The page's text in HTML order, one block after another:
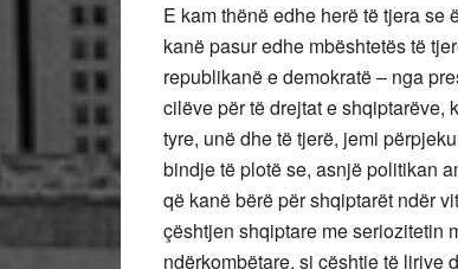
E kam thënë edhe herë të tjera se
kanë pasur edhe mbështetës të
republikanë e demokratë – nga
cilëve për të drejtat e shqiptarëve,
tyre, unë dhe të tjerë, jemi
bindje të plotë se, asnjë politikan
që kanë bërë për shqiptarët ndër
çështjen shqiptare me seriozitetin
ndërkombëtare, si çështje të lirive